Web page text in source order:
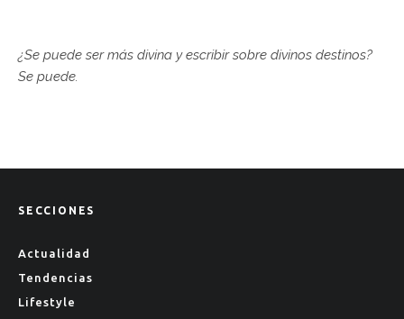
¿Se puede ser más divina y escribir sobre divinos destinos?
Se puede.
SECCIONES
Actualidad
Tendencias
Lifestyle